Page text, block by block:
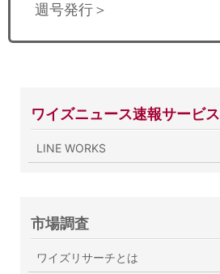
週号発行＞
ワイズニュース速報サービス
LINE WORKS
市場調査
ワイズリサーチとは